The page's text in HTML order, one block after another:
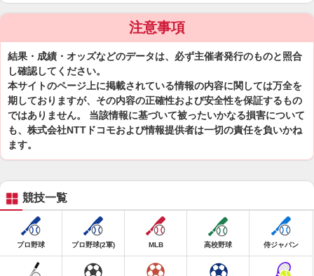
注意事項
結果・成績・オッズなどのデータは、必ず主催者発行のものと照合
し確認してください。
本サイトのページ上に掲載されている情報の内容に関しては万全を
期しておりますが、その内容の正確性および安全性を保証するもの
ではありません。 当該情報に基づいて被ったいかなる損害について
も、株式会社NTTドコモおよび情報提供者は一切の責任を負いかね
ます。
競技一覧
プロ野球 プロ野球(2軍) MLB 高校野球 侍ジャパン